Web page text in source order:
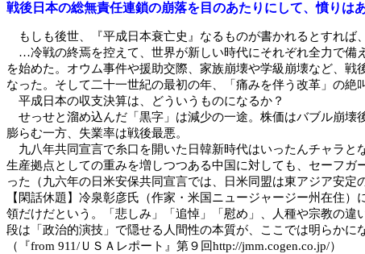
戦後日本の総無責任連鎖の崩落を目のあたりにして、憤りは
もしも後世、『平成日本衰亡史』なるものが書かれるとすれば
…冷戦の終焉を控えて、世界が新しい時代にそれぞれ全力で備
を始めた。オウム事件や援助交際、家族崩壊や学級崩壊など、
なった。そして二十一世紀の最初の年、「痛みを伴う改革」の
平成日本の収支決算は、どういうものになるか？
せっせと溜め込んだ「黒字」は減少の一途。株価はバブル崩
膨らむ一方、失業率は戦後最悪。
九八年共同宣言で糸口を開いた日韓新時代はいったんチャラと
生産拠点としての重みを増しつつある中国に対しても、セーフ
った（九六年の日米安保共同宣言では、日米同盟は東アジア安定
【閑話休題】冷泉彰彦氏（作家・米国ニュージャージー州在住
領だけだという。「悲しみ」「追悼」「慰め」、人種や宗教の
段は「政治的演技」で隠せる人間性の本質が、ここでは明らかに
（『from 911/ＵＳＡレポート』第９回http://jmm.cogen.co.jp/）